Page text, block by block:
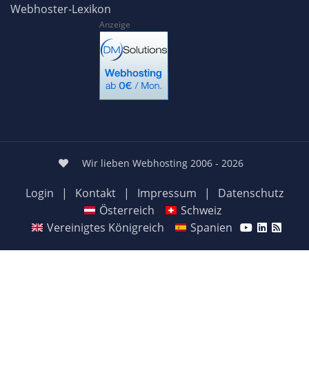
Webhoster-Lexikon
Anzeige
Wir lieben Webhosting 2006 - 2026
Login | Kontakt | Impressum |
Datenschutz
Österreich
Schweiz
Vereinigtes Königreich
Spanien